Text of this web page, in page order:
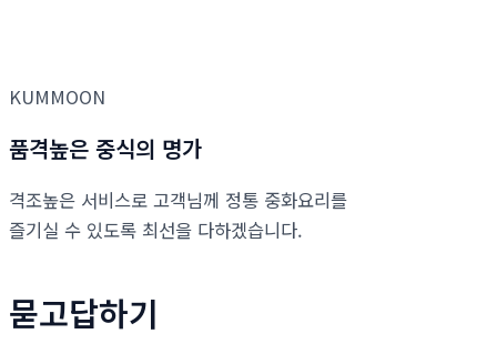
KUMMOON
품격높은 중식의 명가
격조높은 서비스로 고객님께 정통 중화요리를
즐기실 수 있도록 최선을 다하겠습니다.
묻고답하기